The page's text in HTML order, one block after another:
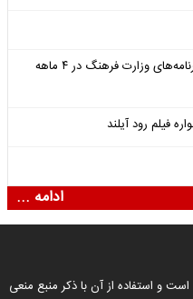
انتشار فهرست اعتبارات اختصاص‌یافته به برنامه‌های وزارت فرهنگ در ۴ ماهه
ادامه ...
است و استفاده از آن با ذکر منبع منعی